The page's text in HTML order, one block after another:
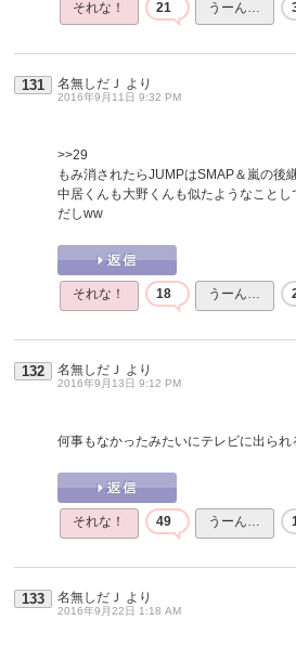
それな！ 21 うーん…
131 名無しだＪ より
2016年9月11日 9:32 PM
>>29
もみ消されたらJUMPはSMAP＆嵐の後
中居くんも大野くんも似たようなこと
だしww
それな！ 18 うーん…
132 名無しだＪ より
2016年9月13日 9:12 PM
何事もなかったみたいにテレビに出られ
それな！ 49 うーん…
133 名無しだＪ より
2016年9月22日 1:18 AM